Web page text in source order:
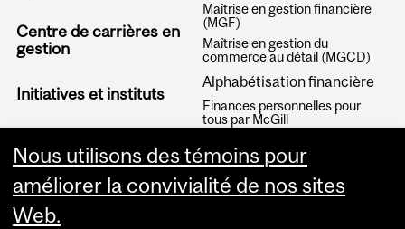
Centre de carrières en
gestion
Initiatives et instituts
Maîtrise en gestion financière
(MGF)
Maîtrise en gestion du
commerce au détail (MGCD)
Alphabétisation financière
Finances personnelles pour
tous par McGill
Nous utilisons des témoins pour
améliorer la convivialité de nos sites
Web.